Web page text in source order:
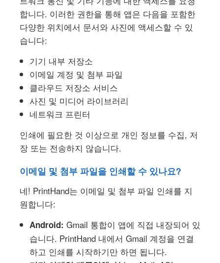
합니다. 이러한 권한을 통해 앱은 다음을 포함한
다양한 위치에서 문서와 사진에 액세스할 수 있
습니다:
기기 내부 저장소
이메일 계정 및 첨부 파일
클라우드 저장소 서비스
사진 및 미디어 라이브러리
네트워크 프린터
인쇄에 필요한 것 이상으로 개인 정보를 수집, 저
장 또는 전송하지 않습니다.
이메일 및 첨부 파일을 인쇄할 수 있나요?
네! PrintHand는 이메일 및 첨부 파일 인쇄를 지
원합니다:
Android: Gmail 통합이 앱에 직접 내장되어 있
습니다. PrintHand 내에서 Gmail 계정을 연결
하고 인쇄를 시작하기만 하면 됩니다.